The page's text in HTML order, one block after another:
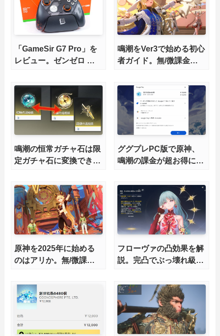
「GameSir G7 Pro」を
レビュー。ゼンゼロ コ
鳴潮をVer3で始める初心
者ガイド。無/微課金で
鳴潮の恒常ガチャ石は限
定ガチャ石に変換でき
ググプレPC版で原神、
鳴潮の課金が超お得に
原神を2025年に始める
のはアリか。無/微課金
フローヴァの凸効果を解
説。完凸でぶっ壊れ級の